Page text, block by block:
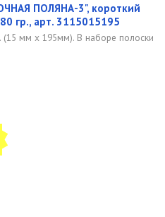
ПОЛЯНА-3", короткий
гр., арт. 3115015195
(15 мм x 195мм). В наборе полоски